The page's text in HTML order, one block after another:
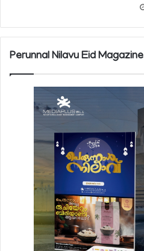
Perunnal Nilavu Eid Magazine